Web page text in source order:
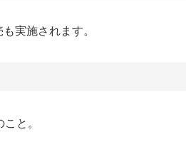
実施されます。
と。